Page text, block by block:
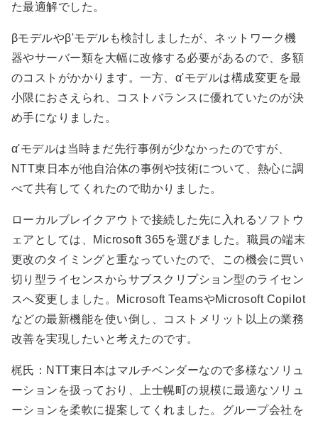
た最適解でした。
βモデルやβ'モデルも検討しましたが、ネットワーク機
器やサーバー類を大幅に改修する必要があるので、多額
のコストがかかります。一方、α'モデルは構成変更を最
小限におさえられ、コストバランスに優れていたのが決
め手になりました。
α'モデルは当時まだ先行事例が少なかったのですが、
NTT東日本が他自治体の事例や技術について、熱心に調
べて共有してくれたので助かりました。
ローカルブレイクアウトで接続した先に入れるソフトウ
ェアとしては、Microsoft 365を選びました。職員の端末
更改のタイミングと重なっていたので、この機会に買い
切り型ライセンスからサブスクリプション型のライセン
スへ変更しました。Microsoft TeamsやMicrosoft Copilot
などの最新機能を使い倒し、コストメリット以上の業務
改善を実現したいと考えたのです。
梶氏：NTT東日本はマルチベンダーなので多様なソリュ
ーションを扱っており、上士幌町の規模に最適なソリュ
ーションを柔軟に提案してくれました。グループ会社を